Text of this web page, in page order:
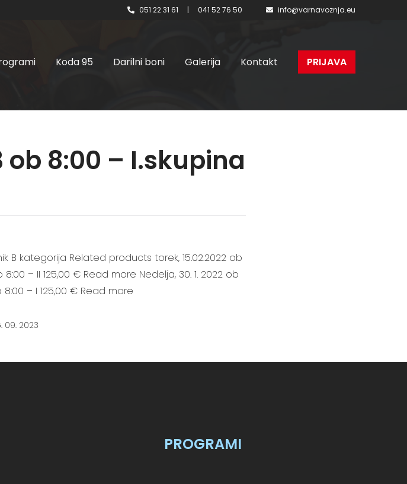
051 22 31 61 | 041 52 76 50 info@varnavoznja.eu
Koda 95 Darilni boni Galerija Kontakt PRIJAVA
ob 8:00 – I.skupina
B kategorija Related products torek, 15.02.2022 ob
– II 125,00 € Read more Nedelja, 30. 1. 2022 ob
– I 125,00 € Read more
09. 2023
PROGRAMI